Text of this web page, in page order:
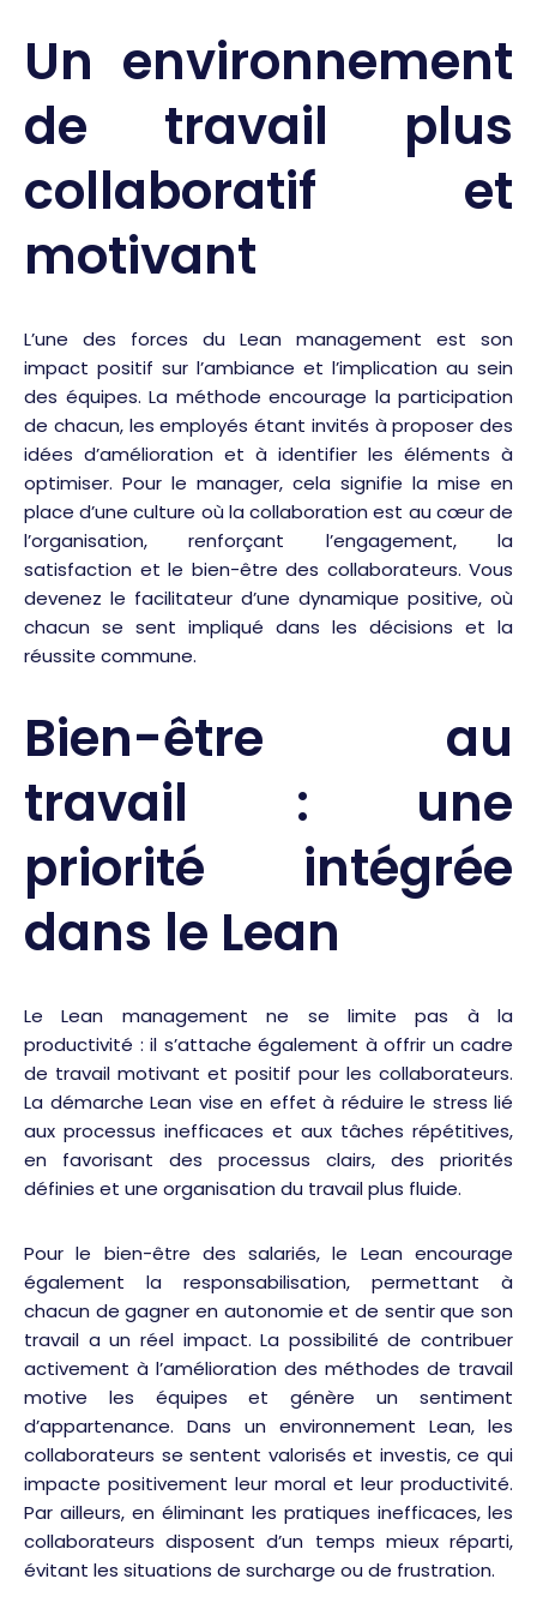
Un environnement
de travail plus
collaboratif et
motivant
L’une des forces du Lean management est son
impact positif sur l’ambiance et l’implication au sein
des équipes. La méthode encourage la participation
de chacun, les employés étant invités à proposer des
idées d’amélioration et à identifier les éléments à
optimiser. Pour le manager, cela signifie la mise en
place d’une culture où la collaboration est au cœur de
l’organisation, renforçant l’engagement, la
satisfaction et le bien-être des collaborateurs. Vous
devenez le facilitateur d’une dynamique positive, où
chacun se sent impliqué dans les décisions et la
réussite commune.
Bien-être au
travail : une
priorité intégrée
dans le Lean
Le Lean management ne se limite pas à la
productivité : il s’attache également à offrir un cadre
de travail motivant et positif pour les collaborateurs.
La démarche Lean vise en effet à réduire le stress lié
aux processus inefficaces et aux tâches répétitives,
en favorisant des processus clairs, des priorités
définies et une organisation du travail plus fluide.
Pour le bien-être des salariés, le Lean encourage
également la responsabilisation, permettant à
chacun de gagner en autonomie et de sentir que son
travail a un réel impact. La possibilité de contribuer
activement à l’amélioration des méthodes de travail
motive les équipes et génère un sentiment
d’appartenance. Dans un environnement Lean, les
collaborateurs se sentent valorisés et investis, ce qui
impacte positivement leur moral et leur productivité.
Par ailleurs, en éliminant les pratiques inefficaces, les
collaborateurs disposent d’un temps mieux réparti,
évitant les situations de surcharge ou de frustration.